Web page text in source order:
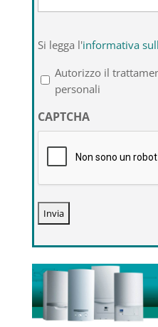
legga
l'informativa
sulla
privacy
*
Si legga l'informativa
Autorizzo il
personali
CAPTCHA